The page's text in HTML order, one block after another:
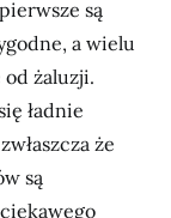
są
a wielu
od żaluzji.
ładnie
że
są